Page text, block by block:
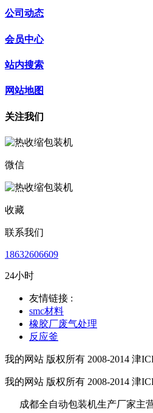
公司动态
会员中心
站内搜索
网站地图
关注我们
微信
收藏
联系我们
18632606609
24小时
友情链接 :
smc材料
橡胶厂废气处理
反应釜
我的网站 版权所有 2008-2014 津
我的网站 版权所有 2008-2014 津
成都全自动包装机生产厂家主营